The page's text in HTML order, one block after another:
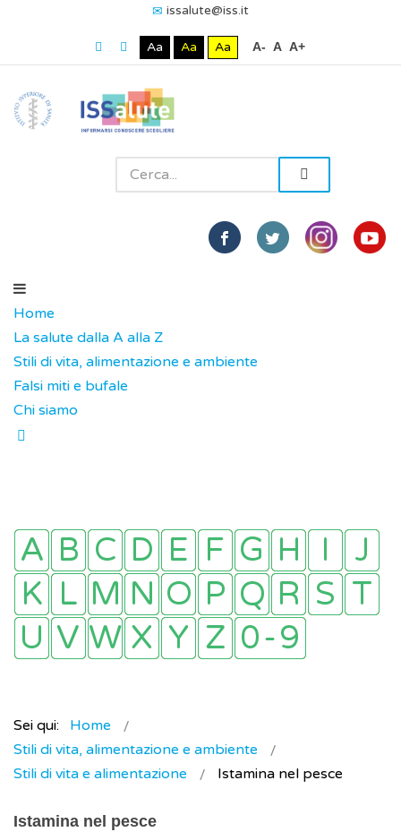
issalute@iss.it
Aa Aa Aa A- A A+
Home
La salute dalla A alla Z
Stili di vita, alimentazione e ambiente
Falsi miti e bufale
Chi siamo
Sei qui:
Home
Stili di vita, alimentazione e ambiente
Stili di vita e alimentazione
Istamina nel pesce
Istamina nel pesce